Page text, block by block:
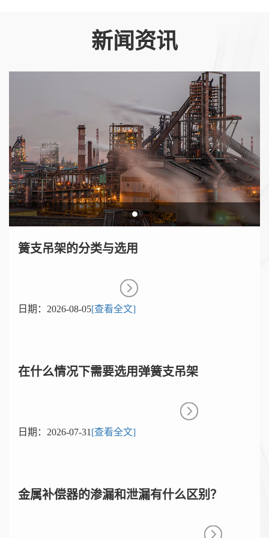
新闻资讯
簧支吊架的分类与选用
[查看全文]
日期： 2026-08-05
在什么情况下需要选用弹簧支吊架
[查看全文]
日期： 2026-07-31
金属补偿器的渗漏和泄漏有什么区别？